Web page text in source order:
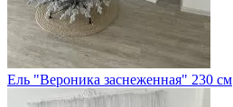
Ель "Вероника заснеженная" 230 см